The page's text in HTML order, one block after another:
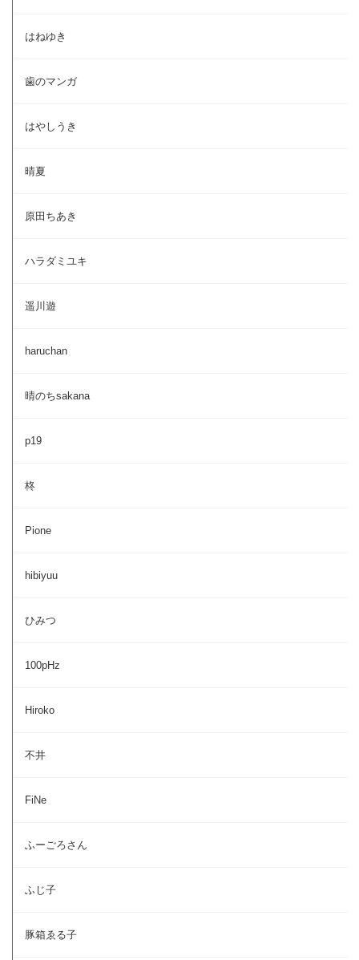
はねゆき
歯のマンガ
はやしうき
晴夏
原田ちあき
ハラダミユキ
遥川遊
haruchan
晴のちsakana
p19
柊
Pione
hibiyuu
ひみつ
100pHz
Hiroko
不井
FiNe
ふーごろさん
ふじ子
豚箱ゑる子